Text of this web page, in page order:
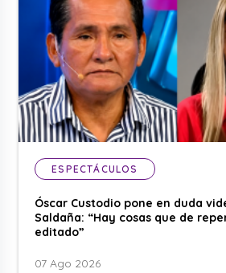
ESPECTÁCULOS
Óscar Custodio pone en duda
Saldaña: “Hay cosas que de
editado”
07 Ago 2026